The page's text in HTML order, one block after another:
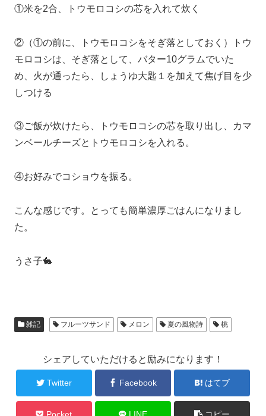
①米を2合、トウモロコシの芯を入れて炊く
②（①の前に、トウモロコシをそぎ落としておく）トウ
モロコシは、そぎ落として、バター10グラムでいた
め、火が通ったら、しょうゆ大匙１を加えて焦げ目を少
しつける
③ご飯が炊けたら、トウモロコシの芯を取り出し、カマ
ンベールチーズとトウモロコシを入れる。
④お好みでコショウを振る。
こんな感じです。とっても簡単濃厚ごはんになりまし
た。
うさ子🐇
雑記 フルーツサンド メロン 夏の風物詩 桃
シェアしていただけると励みになります！
Twitter Facebook はてブ
Pocket LINE コピー